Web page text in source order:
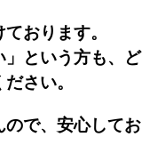
おります。
という方も、
ど
さい。
ので、安心してお